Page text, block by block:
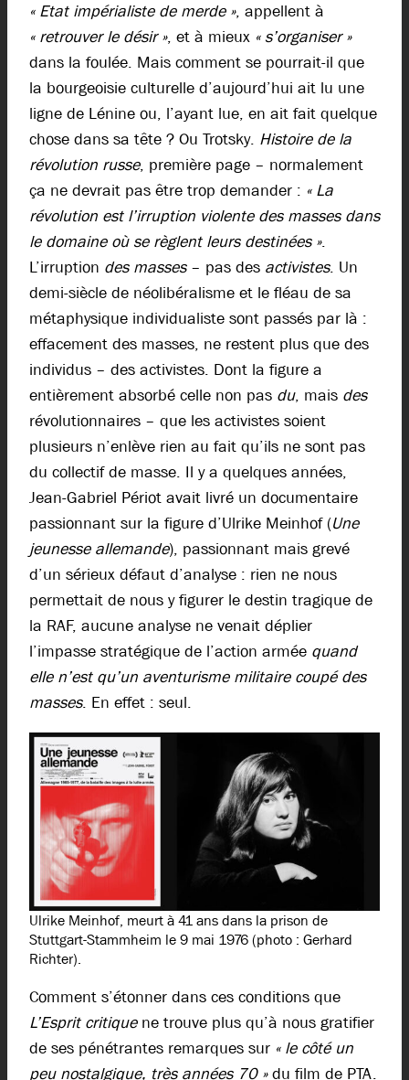
« Etat impérialiste de merde », appellent à
« retrouver le désir », et à mieux « s’organiser »
dans la foulée. Mais comment se pourrait-il que
la bourgeoisie culturelle d’aujourd’hui ait lu une
ligne de Lénine ou, l’ayant lue, en ait fait quelque
chose dans sa tête ? Ou Trotsky. Histoire de la
révolution russe, première page – normalement
ça ne devrait pas être trop demander : « La
révolution est l’irruption violente des masses dans
le domaine où se règlent leurs destinées ».
L’irruption des masses– pas des activistes. Un
demi-siècle de néolibéralisme et le fléau de sa
métaphysique individualiste sont passés par là :
effacement des masses, ne restent plus que des
individus – des activistes. Dont la figure a
entièrement absorbé celle non pas du, mais des
révolutionnaires – que les activistes soient
plusieurs n’enlève rien au fait qu’ils ne sont pas
du collectif de masse. Il y a quelques années,
Jean-Gabriel Périot avait livré un documentaire
passionnant sur la figure d’Ulrike Meinhof (Une
jeunesse allemande), passionnant mais grevé
d’un sérieux défaut d’analyse : rien ne nous
permettait de nous y figurer le destin tragique de
la RAF, aucune analyse ne venait déplier
l’impasse stratégique de l’action armée quand
elle n’est qu’un aventurisme militaire coupé des
masses. En effet : seul.
Ulrike Meinhof, meurt à 41 ans dans la prison de
Stuttgart-Stammheim le 9 mai 1976 (photo : Gerhard
Richter).
Comment s’étonner dans ces conditions que
L’Esprit critiquene trouve plus qu’à nous gratifier
de ses pénétrantes remarques sur « le côté un
peu nostalgique, très années 70 »du film de PTA.